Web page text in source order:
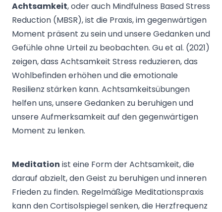
Achtsamkeit, oder auch Mindfulness Based Stress
Reduction (MBSR), ist die Praxis, im gegenwärtigen
Moment präsent zu sein und unsere Gedanken und
Gefühle ohne Urteil zu beobachten. Gu et al. (2021)
zeigen, dass Achtsamkeit Stress reduzieren, das
Wohlbefinden erhöhen und die emotionale
Resilienz stärken kann. Achtsamkeitsübungen
helfen uns, unsere Gedanken zu beruhigen und
unsere Aufmerksamkeit auf den gegenwärtigen
Moment zu lenken.
Meditation ist eine Form der Achtsamkeit, die
darauf abzielt, den Geist zu beruhigen und inneren
Frieden zu finden. Regelmäßige Meditationspraxis
kann den Cortisolspiegel senken, die Herzfrequenz